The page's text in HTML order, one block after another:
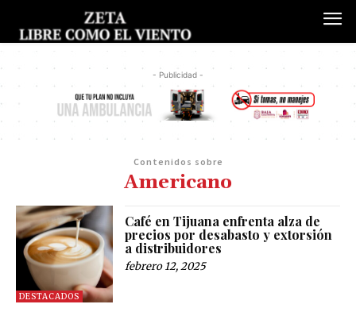
- Publicidad -
Contenidos sobre
Americano
DESTACADOS
Café en Tijuana enfrenta alza de
precios por desabasto y extorsión
a distribuidores
febrero 12, 2025